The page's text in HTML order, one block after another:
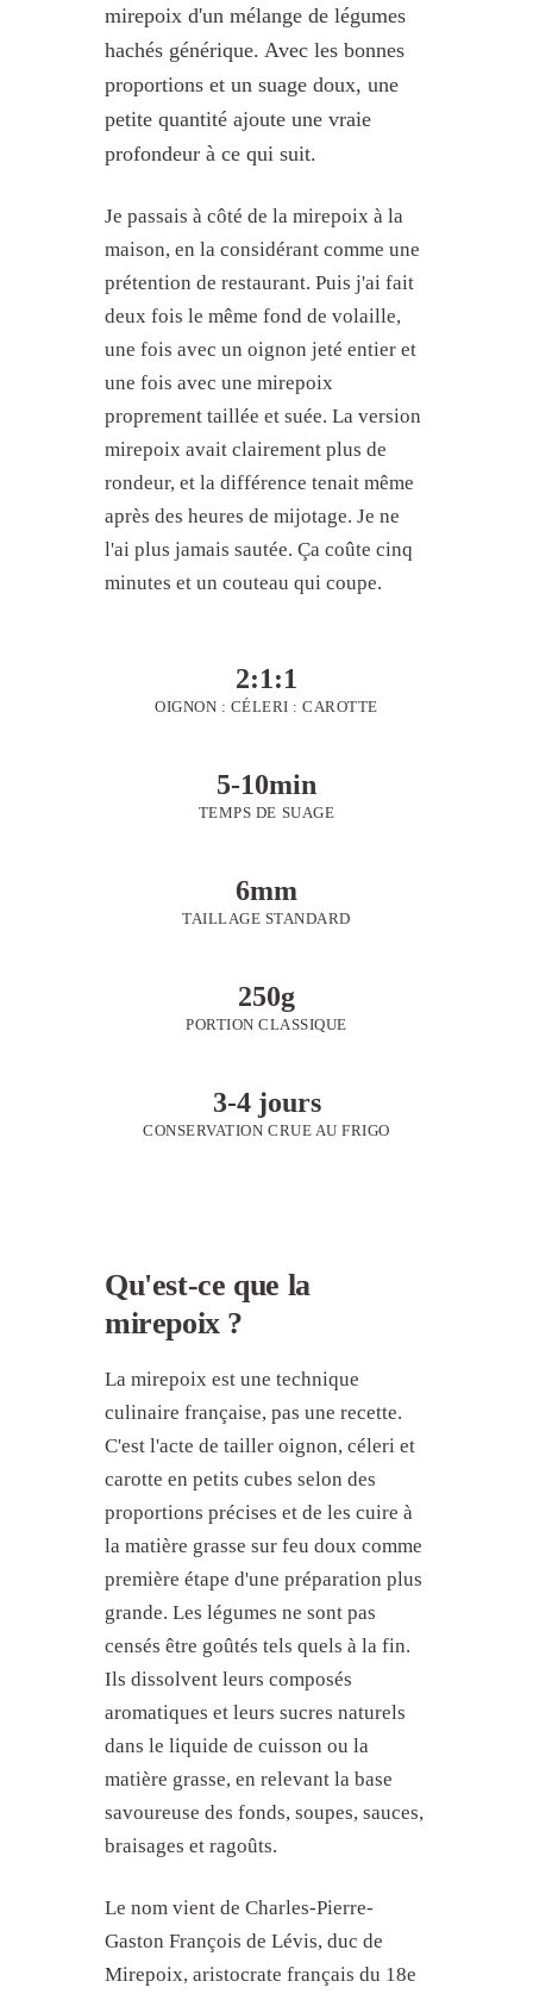
mirepoix d'un mélange de légumes
hachés générique. Avec les bonnes
proportions et un suage doux, une
petite quantité ajoute une vraie
profondeur à ce qui suit.
Je passais à côté de la mirepoix à la
maison, en la considérant comme une
prétention de restaurant. Puis j'ai fait
deux fois le même fond de volaille,
une fois avec un oignon jeté entier et
une fois avec une mirepoix
proprement taillée et suée. La version
mirepoix avait clairement plus de
rondeur, et la différence tenait même
après des heures de mijotage. Je ne
l'ai plus jamais sautée. Ça coûte cinq
minutes et un couteau qui coupe.
2:1:1
OIGNON : CÉLERI : CAROTTE
5-10min
TEMPS DE SUAGE
6mm
TAILLAGE STANDARD
250g
PORTION CLASSIQUE
3-4 jours
CONSERVATION CRUE AU FRIGO
Qu'est-ce que la
mirepoix ?
La mirepoix est une technique
culinaire française, pas une recette.
C'est l'acte de tailler oignon, céleri et
carotte en petits cubes selon des
proportions précises et de les cuire à
la matière grasse sur feu doux comme
première étape d'une préparation plus
grande. Les légumes ne sont pas
censés être goûtés tels quels à la fin.
Ils dissolvent leurs composés
aromatiques et leurs sucres naturels
dans le liquide de cuisson ou la
matière grasse, en relevant la base
savoureuse des fonds, soupes, sauces,
braisages et ragoûts.
Le nom vient de Charles-Pierre-
Gaston François de Lévis, duc de
Mirepoix, aristocrate français du 18e